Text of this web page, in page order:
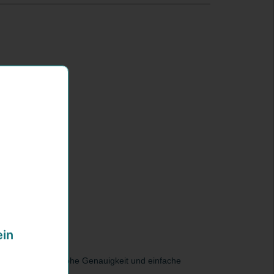
und mehr. Hohe Genauigkeit und einfache